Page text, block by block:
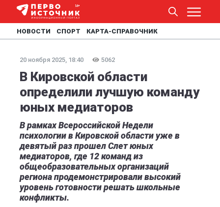
НОВОСТИ СПОРТ КАРТА-СПРАВОЧНИК
20 ноября 2025, 18:40 5062
В Кировской области
определили лучшую команду
юных медиаторов
В рамках Всероссийской Недели
психологии в Кировской области уже в
девятый раз прошел Слет юных
медиаторов, где 12 команд из
общеобразовательных организаций
региона продемонстрировали высокий
уровень готовности решать школьные
конфликты.